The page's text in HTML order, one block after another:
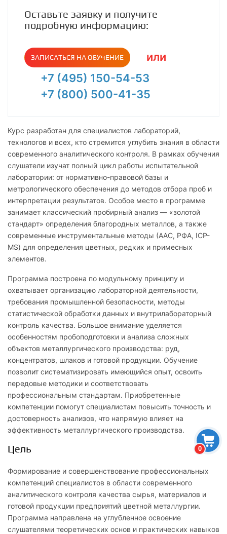
0
Оставьте заявку и получите
подробную информацию:
ЗАПИСАТЬСЯ НА ОБУЧЕНИЕ
или
+7 (495) 150-54-53
+7 (800) 500-41-35
Курс разработан для специалистов лабораторий,
технологов и всех, кто стремится углубить знания в области
современного аналитического контроля. В рамках обучения
слушатели изучат полный цикл работы испытательной
лаборатории: от нормативно-правовой базы и
метрологического обеспечения до методов отбора проб и
интерпретации результатов. Особое место в программе
занимает классический пробирный анализ — «золотой
стандарт» определения благородных металлов, а также
современные инструментальные методы (ААС, РФА, ICP-
MS) для определения цветных, редких и примесных
элементов.
Программа построена по модульному принципу и
охватывает организацию лабораторной деятельности,
требования промышленной безопасности, методы
статистической обработки данных и внутрилабораторный
контроль качества. Большое внимание уделяется
особенностям пробоподготовки и анализа сложных
объектов металлургического производства: руд,
концентратов, шлаков и готовой продукции. Обучение
позволит систематизировать имеющийся опыт, освоить
передовые методики и соответствовать
профессиональным стандартам. Приобретенные
компетенции помогут специалистам повысить точность и
достоверность анализов, что напрямую влияет на
эффективность металлургического производства.
Цель
Формирование и совершенствование профессиональных
компетенций специалистов в области современного
аналитического контроля качества сырья, материалов и
готовой продукции предприятий цветной металлургии.
Программа направлена на углубленное освоение
слушателями теоретических основ и практических навыков